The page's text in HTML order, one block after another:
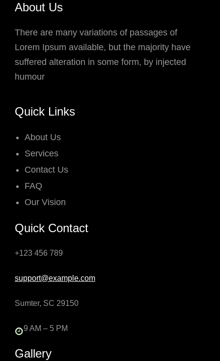
About Us
There are many variations of passages of
Lorem Ipsum available, but the majority have
suffered alteration in some form, by injected
humour
Quick Links
About Us
Services
Contact Us
FAQ
Our Vision
Quick Contact
+123 456 789
support@example.com
Sumter, SC 29150
9 AM – 5 PM
Gallery